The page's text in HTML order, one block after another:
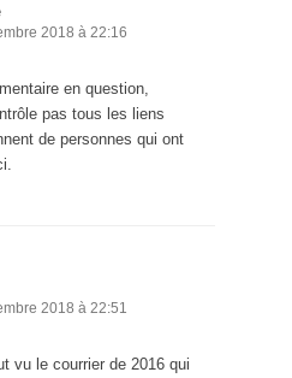
2018 à 22:16
en question,
pas tous les liens
de personnes qui ont
2018 à 22:51
vu le courrier de 2016 qui